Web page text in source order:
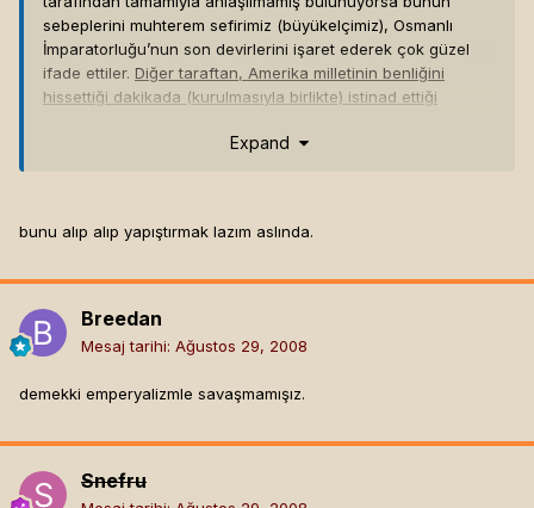
sebeplerini muhterem sefirimiz (büyükelçimiz), Osmanlı
İmparatorluğu’nun son devirlerini işaret ederek çok güzel
ifade ettiler. Diğer taraftan, Amerika milletinin benliğini
hissettiği dakikada (kurulmasıyla birlikte) istinad ettiği
mevhibe (iyilik/hediye) ile mümtaz (seçkin) bir millet olarak
muhabbet hisseder (sever).
Expand
bunu alıp alıp yapıştırmak lazım aslında.
Breedan
Mesaj tarihi: Ağustos 29, 2008
demekki emperyalizmle savaşmamışız.
Snefru